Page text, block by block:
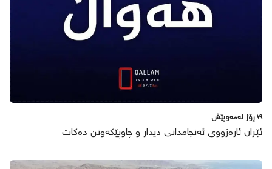
١٩ ڕۆژ لەمەوپێش
ئێران ئارەزووی ئەنجامدانی دیدار و چاوپێکەوتن دەکات